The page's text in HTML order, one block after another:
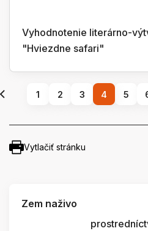
Vyhodnotenie literárno-
"Hviezdne safari"
1 2 3 4 5
Vytlačiť stránku
Zem naživo